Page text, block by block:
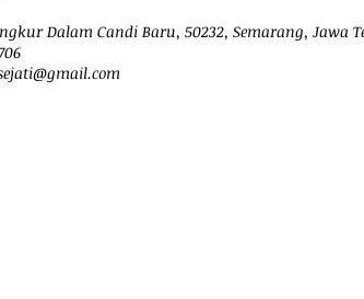
Dalam Candi Baru, 50232, Semarang, Jawa